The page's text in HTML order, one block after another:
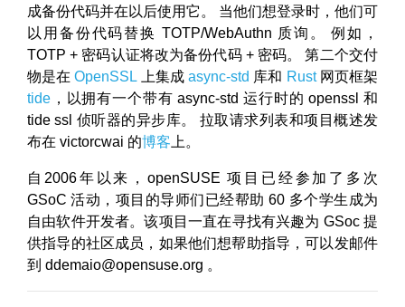
成备份代码并在以后使用它。 当他们想登录时，他们可
以用备份代码替换 TOTP/WebAuthn 质询。 例如，
TOTP + 密码认证将改为备份代码 + 密码。 第二个交付
物是在OpenSSL 上集成async-std 库和 Rust网页框架
tide ，以拥有一个带有 async-std 运行时的 openssl 和
tide ssl 侦听器的异步库。 拉取请求列表和项目概述发
布在 victorcwai 的博客 上。
自2006年以来，openSUSE 项目已经参加了多次
GSoC 活动，项目的导师们已经帮助 60 多个学生成为
自由软件开发者。该项目一直在寻找有兴趣为 GSoc 提
供指导的社区成员，如果他们想帮助指导，可以发邮件
到 ddemaio@opensuse.org 。